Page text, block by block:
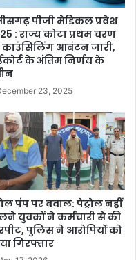
पीजी मेडिकल प्रवेश
: राज्य कोटा प्रथम चरण
काउंसिलिंग आबंटन जारी,
के अंतिम निर्णय के
23, 2025
पंप पर बवाल: पेट्रोल नहीं
युवकों ने कर्मचारी से की
पुलिस ने आरोपियों को
गिरफ्तार